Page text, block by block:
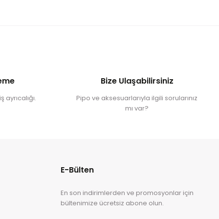
ayrıcalığı.
Bize Ulaşabilirsiniz
Pipo ve aksesuarlarıyla ilgili sorularınız
mı var?
E-Bülten
En son indirimlerden ve promosyonlar için
bültenimize ücretsiz abone olun.